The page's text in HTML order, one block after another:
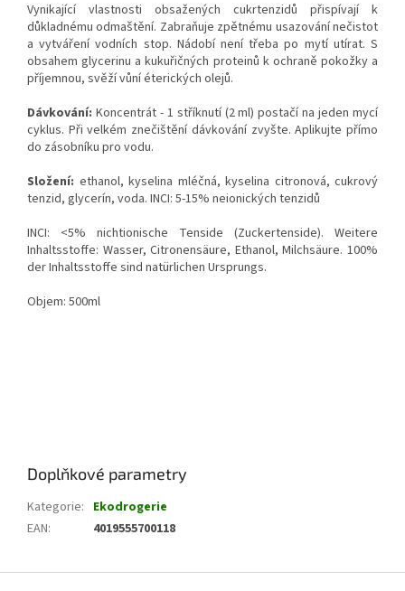
Vynikající vlastnosti obsažených cukrtenzidů přispívají k
důkladnému odmaštění. Zabraňuje zpětnému usazování nečistot
a vytváření vodních stop. Nádobí není třeba po mytí utírat. S
obsahem glycerinu a kukuřičných proteinů k ochraně pokožky a
příjemnou, svěží vůní éterických olejů.
Dávkování: Koncentrát - 1 stříknutí (2 ml) postačí na jeden mycí
cyklus. Při velkém znečištění dávkování zvyšte. Aplikujte přímo
do zásobníku pro vodu.
Složení: ethanol, kyselina mléčná, kyselina citronová, cukrový
tenzid, glycerín, voda. INCI: 5-15% neionických tenzidů
INCI: <5% nichtionische Tenside (Zuckertenside). Weitere
Inhaltsstoffe: Wasser, Citronensäure, Ethanol, Milchsäure. 100%
der Inhaltsstoffe sind natürlichen Ursprungs.
Objem: 500ml
Doplňkové parametry
Kategorie: Ekodrogerie
EAN: 4019555700118